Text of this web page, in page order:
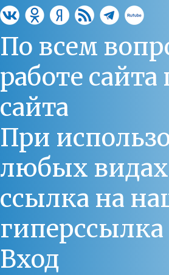
По всем
работе
сайта
При
любых
ссылка на
Вход